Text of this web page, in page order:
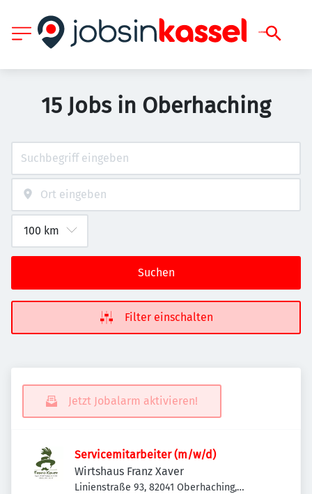
15 Jobs in Oberhaching
Suchen
Filter einschalten
Jetzt Jobalarm aktivieren!
Servicemitarbeiter (m/w/d)
Wirtshaus Franz Xaver
Linienstraße 93, 82041 Oberhaching,